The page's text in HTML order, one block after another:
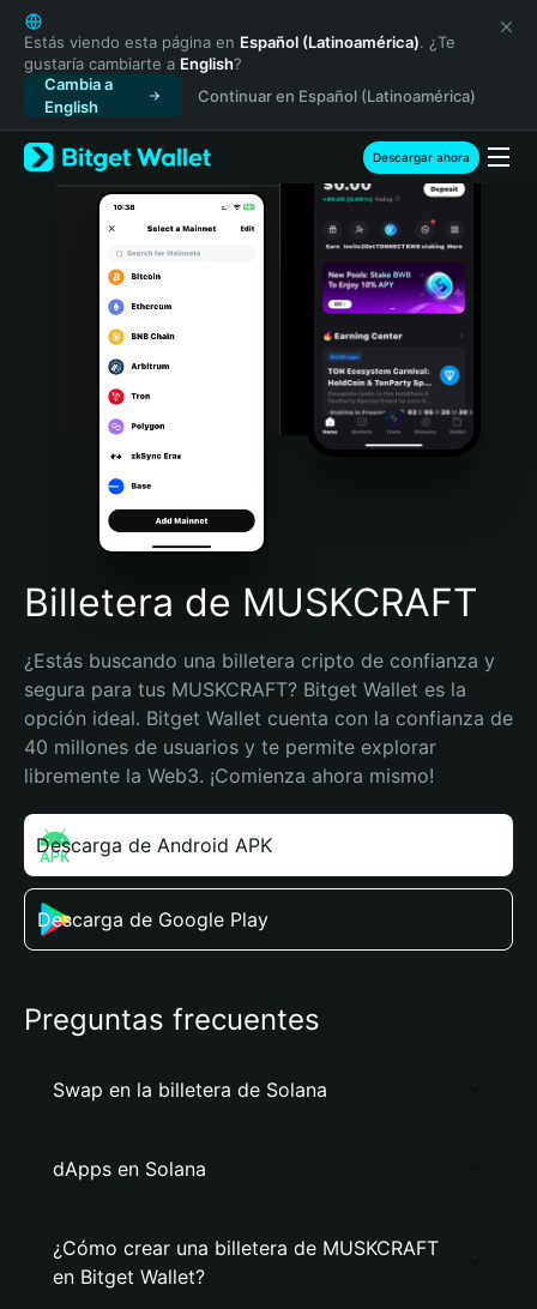
English
日本語
Tiếng Việt
Русский
Español (Latinoamérica)
Türkçe
Italiano
Português (Portugal)
Bahasa Indonesia
Português (Brasil)
Español (Argentina)
Estás viendo esta página en Español (Latinoamérica). ¿Te
gustaría cambiarte a English?
Cambia a
English
Continuar en Español (Latinoamérica)
Descargar ahora
Billetera de MUSKCRAFT
¿Estás buscando una billetera cripto de confianza y
segura para tus MUSKCRAFT? Bitget Wallet es la
opción ideal. Bitget Wallet cuenta con la confianza de
40 millones de usuarios y te permite explorar
libremente la Web3. ¡Comienza ahora mismo!
Descarga de Android APK
Descarga de Google Play
Preguntas frecuentes
Swap en la billetera de Solana
dApps en Solana
¿Cómo crear una billetera de MUSKCRAFT
en Bitget Wallet?